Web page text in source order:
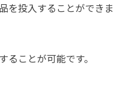
を投入することができま
ことが可能です。